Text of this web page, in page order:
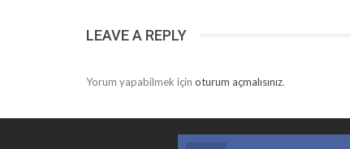
LEAVE A REPLY
Yorum yapabilmek için oturum açmalısınız.